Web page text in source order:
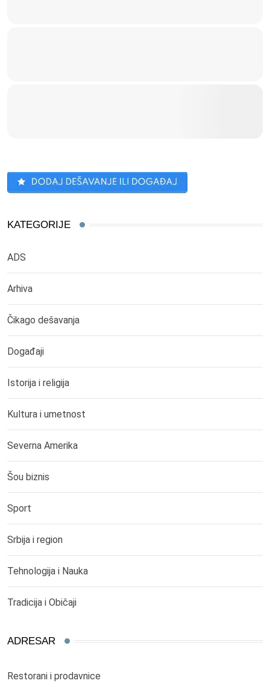
KATEGORIJE
ADS
Arhiva
Čikago dešavanja
Događaji
Istorija i religija
Kultura i umetnost
Severna Amerika
Šou biznis
Sport
Srbija i region
Tehnologija i Nauka
Tradicija i Običaji
ADRESAR
Restorani i prodavnice